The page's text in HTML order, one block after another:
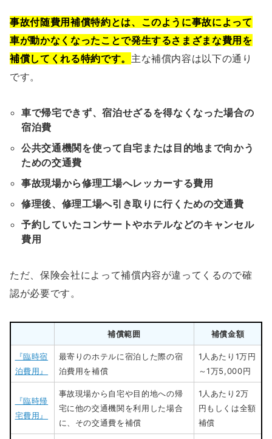
事故付随費用補償特約とは、このように事故によって
車が動かなくなったことで発生するさまざまな費用を
補償してくれる特約です。 主な補償内容は以下の通り
です。
車で帰宅できず、宿泊せざるを得なくなった場合の
宿泊費
公共交通機関を使って自宅または目的地まで向かう
ための交通費
事故現場から修理工場へレッカーする費用
修理後、修理工場へ引き取りに行くための交通費
予約していたコンサートやホテルなどのキャンセル
費用
ただ、保険会社によって補償内容が違ってくるので確
認が必要です。
補償範囲 補償金額
『臨時宿
泊費用』
最寄りのホテルに宿泊した際の宿
泊費用を補償
1人あたり1万円
～1万5,000円
『臨時帰
宅費用』
事故現場から自宅や目的地への帰
宅に他の交通機関を利用した場合
に、その交通費を補償
1人あたり2万
円もしくは全額
補償